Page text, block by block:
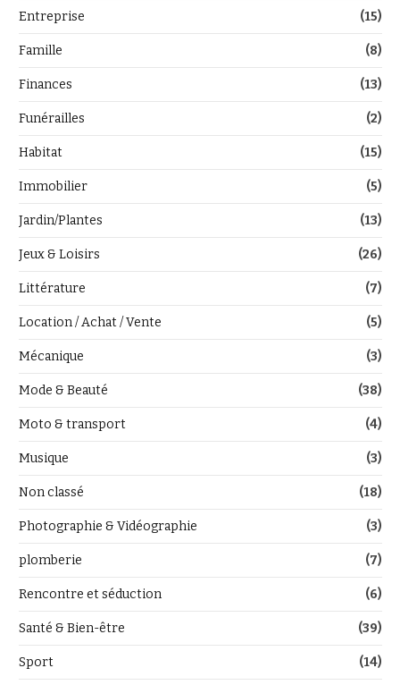
Entreprise (15)
Famille (8)
Finances (13)
Funérailles (2)
Habitat (15)
Immobilier (5)
Jardin/Plantes (13)
Jeux & Loisirs (26)
Littérature (7)
Location / Achat / Vente (5)
Mécanique (3)
Mode & Beauté (38)
Moto & transport (4)
Musique (3)
Non classé (18)
Photographie & Vidéographie (3)
plomberie (7)
Rencontre et séduction (6)
Santé & Bien-être (39)
Sport (14)